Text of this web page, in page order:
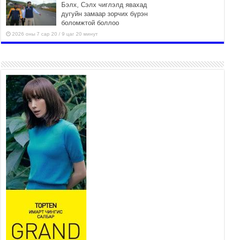
Бэлх, Сэлх чиглэлд явахад
дугуйн замаар зорчих бүрэн
боломжтой боллоо
2026 оны 7 сар 20 / 9 цаг 20 минут
шугам хоолойн ажил 80
хувьтай үргэлжилж байна
2026 оны 7 сар 20 / 9 цаг 14 минут
Усархаг аадар бороо орж
байгаа тул аюулгүй байдлаа
хангаж, үер усны аюулаас
сэрэмжлэхийг нийслэлийн
Онцгой байдлын газраас анхааруулж байна
2026 оны 7 сар 20 / 9 цаг 09 минут
311 алба хаагч, 119 техник хэрэгсэлтэй ажиллаж
үер усны аюул, болзошгүй эрсдэлээс сэргийлж
байна
Аяллаа зөв төлөвлөхийг иргэдэд зөвлөж байна
2026 оны 7 сар 16 / 11 цаг 50 минут
Үер усны болзошгүй аюулаас сэргийлж,